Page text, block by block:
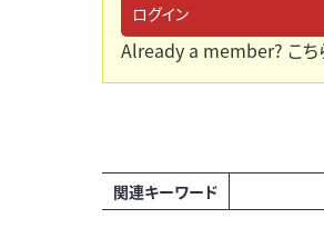
ログイン
Already a member? こ
関連キーワード